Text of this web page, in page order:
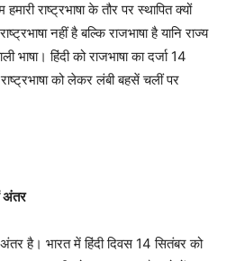
राष्ट्रभाषा के तौर पर स्थापित क्यों
नहीं है बल्कि राजभाषा है यानि राज्य
हिंदी को राजभाषा का दर्जा 14
को लेकर लंबी बहसें चलीं पर
अंतर
अंतर है। भारत में हिंदी दिवस 14 सितंबर को